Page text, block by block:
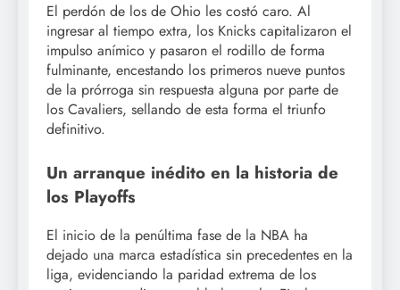
El perdón de los de Ohio les costó caro. Al
ingresar al tiempo extra, los Knicks capitalizaron el
impulso anímico y pasaron el rodillo de forma
fulminante, encestando los primeros nueve puntos
de la prórroga sin respuesta alguna por parte de
los Cavaliers, sellando de esta forma el triunfo
definitivo.
Un arranque inédito en la historia de
los Playoffs
El inicio de la penúltima fase de la NBA ha
dejado una marca estadística sin precedentes en la
liga, evidenciando la paridad extrema de los